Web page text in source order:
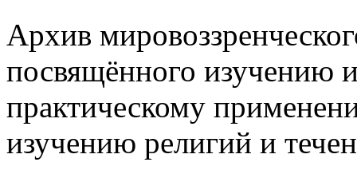
Архив
посвящённого изучению
практическому
изучению религий и